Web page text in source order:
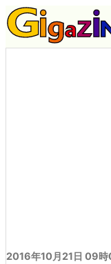
2016年10月21日 09